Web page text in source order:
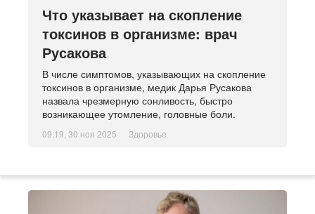
Что указывает на скопление
токсинов в организме: врач
Русакова
В числе симптомов, указывающих на скопление
токсинов в организме, медик Дарья Русакова
назвала чрезмерную сонливость, быстро
возникающее утомление, головные боли.
09:19, 30 ноя 2025 Здоровье